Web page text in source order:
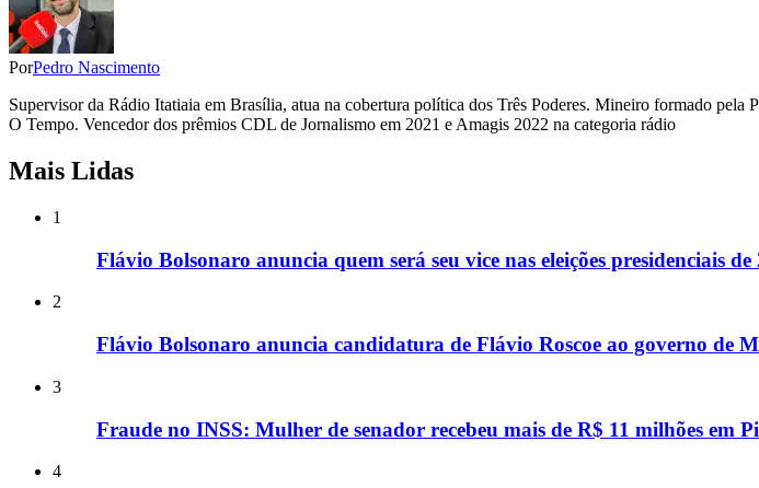
PorPedro Nascimento
Supervisor da Rádio Itatiaia em Brasília, atua na cobertura política dos Três Poderes. Mineiro formado
O Tempo. Vencedor dos prêmios CDL de Jornalismo em 2021 e Amagis 2022 na categoria rádio
Mais Lidas
1
Flávio Bolsonaro anuncia quem será seu vice nas eleições presidenciais de
2
Flávio Bolsonaro anuncia candidatura de Flávio Roscoe ao governo de
3
Fraude no INSS: Mulher de senador recebeu mais de R$ 11 milhões em
4